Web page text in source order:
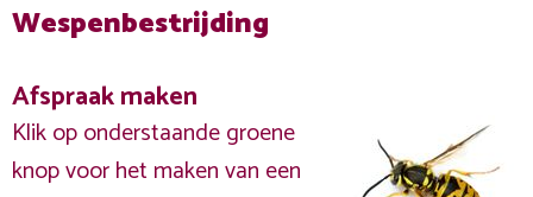
Wespenbestrijding
Afspraak maken
Klik op onderstaande groene
knop voor het maken van een